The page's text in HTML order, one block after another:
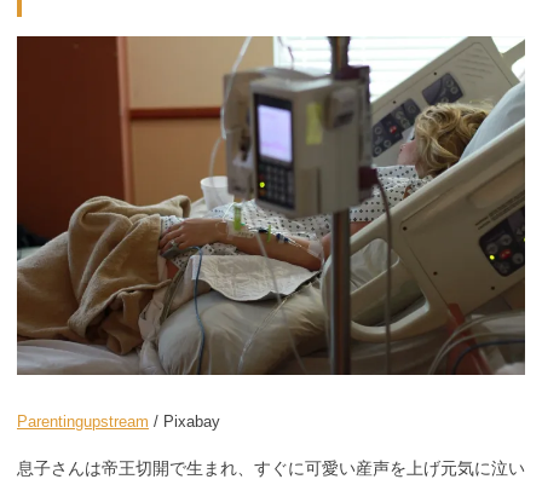
Parentingupstream / Pixabay
息子さんは帝王切開で生まれ、すぐに可愛い産声を上げ元気に泣い